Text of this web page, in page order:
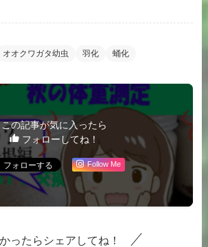
オオクワガタ幼虫 羽化 蛹化
この記事が気に入ったら
フォローしてね！
Follow Me
ったらシェアしてね！